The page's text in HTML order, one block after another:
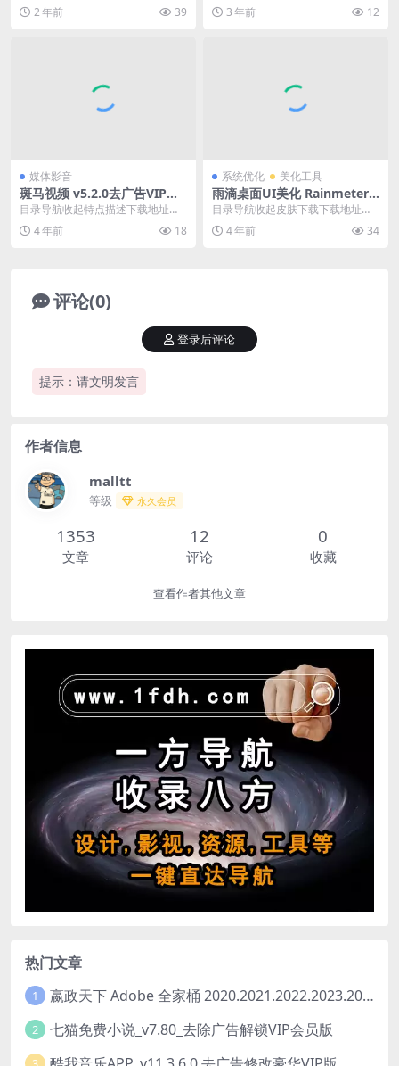
载地址目录导航收起新版变化特点
描述下载地址360驱...
2 年前 39
起下载地址jetAudio HD Music Pl...
3 年前 12
媒体影音
斑马视频 v5.2.0去广告VIP版_
安卓影视应用
目录导航收起特点描述下载地址目
录导航收起特点描述下载地址斑马
视频app是一款免费...
4 年前 18
系统优化 美化工具
雨滴桌面UI美化 Rainmeter v
4.5.16 官方安装版
目录导航收起皮肤下载下载地址目
录导航收起皮肤下载下载地址雨滴
桌面，是一款强大的W...
4 年前 34
评论(0)
提示：请文明发言
登录后评论
作者信息
malltt
等级 永久会员
1353
文章
12
评论
0
收藏
查看作者其他文章
热门文章
1 嬴政天下 Adobe 全家桶 2020.2021.2022.2023.2024.2025大师版（2025年08月版 ）
2 七猫免费小说_v7.80_去除广告解锁VIP会员版